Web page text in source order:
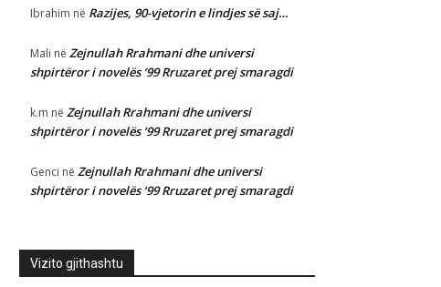
Ibrahim në Razijes, 90-vjetorin e lindjes së saj…
Mali në Zejnullah Rrahmani dhe universi
shpirtëror i novelës ‘99 Rruzaret prej smaragdi
k.m në Zejnullah Rrahmani dhe universi
shpirtëror i novelës ‘99 Rruzaret prej smaragdi
Genci në Zejnullah Rrahmani dhe universi
shpirtëror i novelës ‘99 Rruzaret prej smaragdi
Vizito gjithashtu